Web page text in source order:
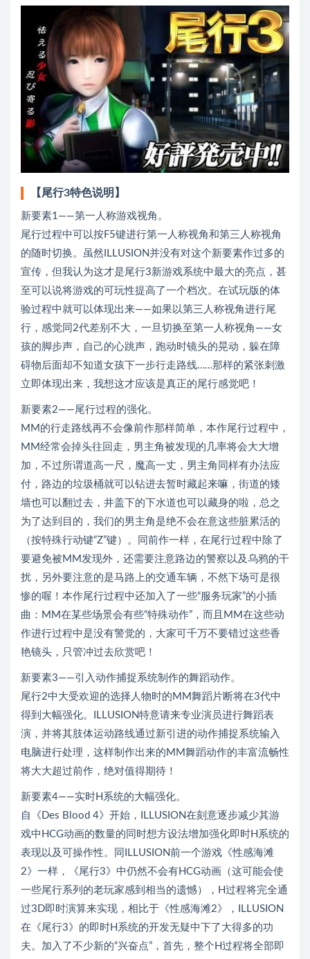
【尾行3特色说明】
新要素1——第一人称游戏视角。
尾行过程中可以按F5键进行第一人称视角和第三人称视角
的随时切换。虽然ILLUSION并没有对这个新要素作过多的
宣传，但我认为这才是尾行3新游戏系统中最大的亮点，甚
至可以说将游戏的可玩性提高了一个档次。在试玩版的体
验过程中就可以体现出来——如果以第三人称视角进行尾
行，感觉同2代差别不大，一旦切换至第一人称视角——女
孩的脚步声，自己的心跳声，跑动时镜头的晃动，躲在障
碍物后面却不知道女孩下一步行走路线……那样的紧张刺激
立即体现出来，我想这才应该是真正的尾行感觉吧！
新要素2——尾行过程的强化。
MM的行走路线再不会像前作那样简单，本作尾行过程中，
MM经常会掉头往回走，男主角被发现的几率将会大大增
加，不过所谓道高一尺，魔高一丈，男主角同样有办法应
付，路边的垃圾桶就可以钻进去暂时藏起来嘛，街道的矮
墙也可以翻过去，井盖下的下水道也可以藏身的啦，总之
为了达到目的，我们的男主角是绝不会在意这些脏累活的
（按特殊行动键“Z”键）。同前作一样，在尾行过程中除了
要避免被MM发现外，还需要注意路边的警察以及乌鸦的干
扰，另外要注意的是马路上的交通车辆，不然下场可是很
惨的喔！本作尾行过程中还加入了一些“服务玩家”的小插
曲：MM在某些场景会有些“特殊动作”，而且MM在这些动
作进行过程中是没有警觉的，大家可千万不要错过这些香
艳镜头，只管冲过去欣赏吧！
新要素3——引入动作捕捉系统制作的舞蹈动作。
尾行2中大受欢迎的选择人物时的MM舞蹈片断将在3代中
得到大幅强化。ILLUSION特意请来专业演员进行舞蹈表
演，并将其肢体运动路线通过新引进的动作捕捉系统输入
电脑进行处理，这样制作出来的MM舞蹈动作的丰富流畅性
将大大超过前作，绝对值得期待！
新要素4——实时H系统的大幅强化。
自《Des Blood 4》开始，ILLUSION在刻意逐步减少其游
戏中HCG动画的数量的同时想方设法增加强化即时H系统的
表现以及可操作性。同ILLUSION前一个游戏《性感海滩
2》一样，《尾行3》中仍然不会有HCG动画（这可能会使
一些尾行系列的老玩家感到相当的遗憾），H过程将完全通
过3D即时演算来实现，相比于《性感海滩2》，ILLUSION
在《尾行3》的即时H系统的开发无疑中下了大得多的功
夫。加入了不少新的“兴奋点”，首先，整个H过程将全部即